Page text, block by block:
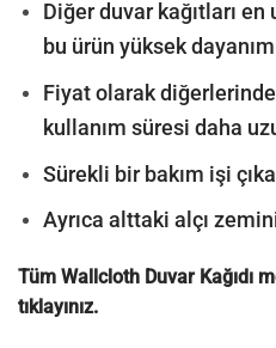
Diğer duvar kağıtları en
bu ürün yüksek
Fiyat olarak
kullanım süresi daha
Sürekli bir bakım işi
Ayrıca alttaki alçı
Tüm Wallcloth Duvar Kağıdı
tıklayınız.